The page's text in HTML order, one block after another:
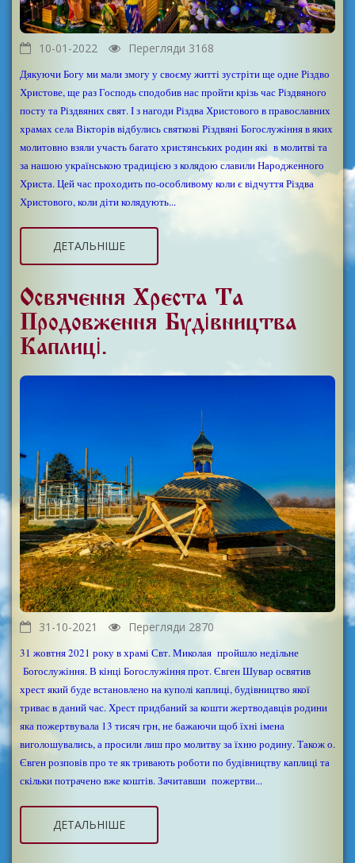
10-01-2022 Перегляди 3168
Дякуючи Богу ми мали змогу у своєму житті зустріти ще одне Різдво
Христове, ще раз Господь сподобив нас пройти крізь час Різдвяного
посту та Різдвяних свят. І з нагоди Різдва Христового в православних
храмах села Вікторів відбулись святкові Різдвяні Богослужіння в яких
молитовно взяли участь багато христянських родин які в молитві та
за нашою українською традицією з колядою славили Народженного
Христа. Цей час проходить по-особливому коли є відчуття Різдва
Христового, коли діти колядують...
ДЕТАЛЬНІШЕ
Освячення Хреста Та
Продовження Будівництва
Каплиці.
31-10-2021 Перегляди 2870
31 жовтня 2021 року в храмі Свт. Миколая пройшло недільне
Богослужіння. В кінці Богослужіння прот. Євген Шувар освятив
хрест який буде встановлено на куполі каплиці, будівництво якої
триває в даний час. Хрест придбаний за кошти жертводавців родини
яка пожертвувала 13 тисяч грн, не бажаючи щоб їхні імена
виголошувались, а просили лиш про молитву за їхню родину. Також о.
Євген розповів про те як тривають роботи по будівництву каплиці та
скільки потрачено вже коштів. Зачитавши пожертви...
ДЕТАЛЬНІШЕ